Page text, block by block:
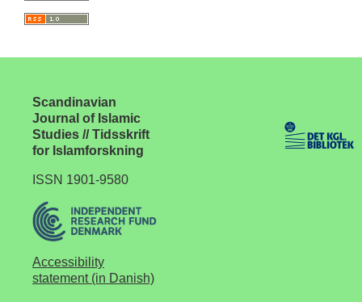
Scandinavian
Journal of Islamic
Studies // Tidsskrift
for Islamforskning
ISSN 1901-9580
Accessibility
statement (in Danish)